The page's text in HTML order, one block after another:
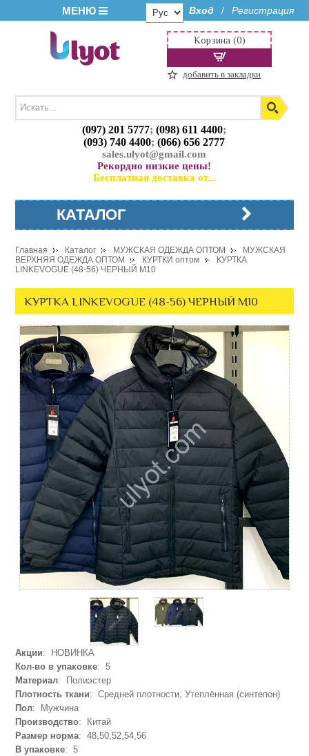
МЕНЮ Вход / Регистрация
(097) 201 5777;(098) 611 4400;
(093) 740 4400;(066) 656 2777
sales.ulyot@gmail.com
Рекордно низкие цены!
Бесплатная доставка от...
Корзина (0)
добавить в закладки
КАТАЛОГ
Главная Каталог МУЖСКАЯ ОДЕЖДА ОПТОМ
МУЖСКАЯ
ВЕРХНЯЯ ОДЕЖДА ОПТОМ
КУРТКИ оптом
КУРТКА
LINKEVOGUE (48-56) ЧЕРНЫЙ M10
КУРТКА LINKEVOGUE (48-56) ЧЕРНЫЙ M10
Акции: НОВИНКА
Кол-во в упаковке: 5
Материал: Полиэстер
Плотность ткани: Средней плотности, Утеплённая (синтепон)
Пол: Мужчина
Производство: Китай
Размер норма: 48,50,52,54,56
В упаковке: 5